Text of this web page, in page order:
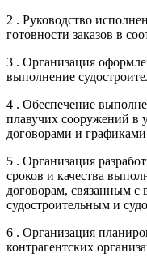
2 . Руководство
готовности заказов в
3 . Организация
выполнение
4 . Обеспечение
плавучих сооружений в
договорами и
5 . Организация
сроков и качества
договорам, связанным с
судостроительным и
6 . Организация
контрагентских